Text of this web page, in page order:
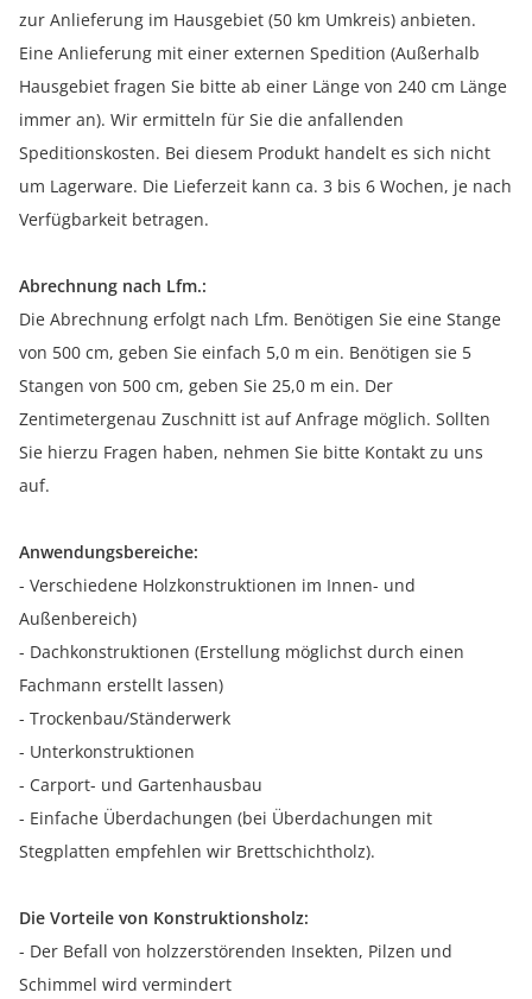
zur Anlieferung im Hausgebiet (50 km Umkreis) anbieten.
Eine Anlieferung mit einer externen Spedition (Außerhalb
Hausgebiet fragen Sie bitte ab einer Länge von 240 cm Länge
immer an). Wir ermitteln für Sie die anfallenden
Speditionskosten. Bei diesem Produkt handelt es sich nicht
um Lagerware. Die Lieferzeit kann ca. 3 bis 6 Wochen, je nach
Verfügbarkeit betragen.
Abrechnung nach Lfm.:
Die Abrechnung erfolgt nach Lfm. Benötigen Sie eine Stange
von 500 cm, geben Sie einfach 5,0 m ein. Benötigen sie 5
Stangen von 500 cm, geben Sie 25,0 m ein. Der
Zentimetergenau Zuschnitt ist auf Anfrage möglich. Sollten
Sie hierzu Fragen haben, nehmen Sie bitte Kontakt zu uns
auf.
Anwendungsbereiche:
- Verschiedene Holzkonstruktionen im Innen- und
Außenbereich)
- Dachkonstruktionen (Erstellung möglichst durch einen
Fachmann erstellt lassen)
- Trockenbau/Ständerwerk
- Unterkonstruktionen
- Carport- und Gartenhausbau
- Einfache Überdachungen (bei Überdachungen mit
Stegplatten empfehlen wir Brettschichtholz).
Die Vorteile von Konstruktionsholz:
- Der Befall von holzzerstörenden Insekten, Pilzen und
Schimmel wird vermindert